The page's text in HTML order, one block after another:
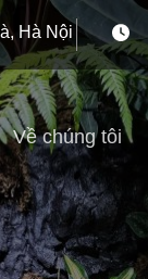
Hà Nội
Về chúng tôi